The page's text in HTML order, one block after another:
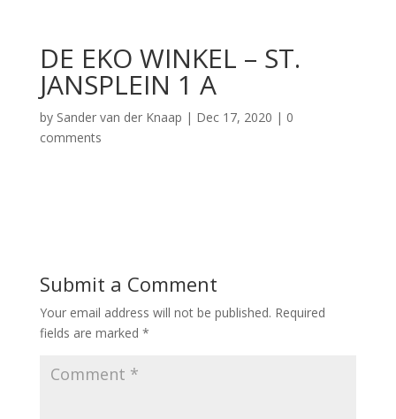
DE EKO WINKEL – ST.
JANSPLEIN 1 A
by Sander van der Knaap | Dec 17, 2020 | 0
comments
Submit a Comment
Your email address will not be published. Required
fields are marked *